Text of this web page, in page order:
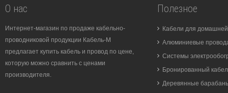
О нас
Интернет-магазин по продаже кабельно-
проводниковой продукции Кабель-М
предлагает купить кабель и провод по цене,
которую можно сравнить с ценами
производителя.
Полезное
Кабели для
Алюминиевые
Системы
Бронированный
Деревянные